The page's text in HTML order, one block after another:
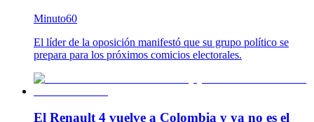
Minuto60
El líder de la oposición manifestó que su grupo político se
prepara para los próximos comicios electorales.
El Renault 4 vuelve a Colombia y ya no es el